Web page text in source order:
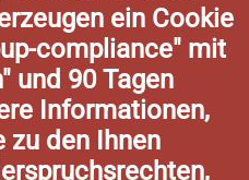
ein Cookie
compliance" mit
und 90 Tagen
Informationen,
zu den Ihnen